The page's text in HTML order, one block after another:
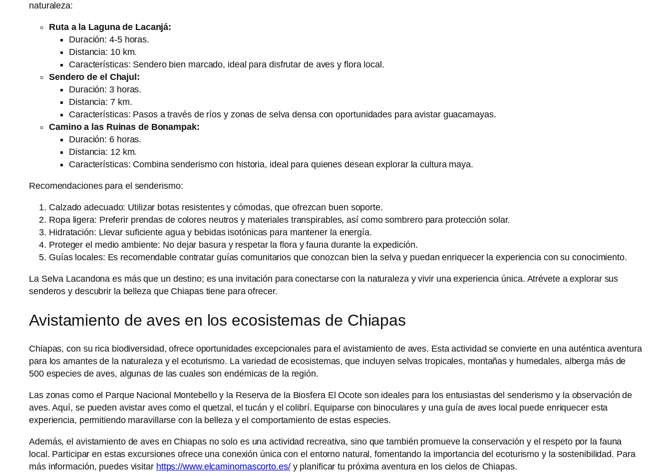
naturaleza:
Ruta a la Laguna de Lacanjá:
Duración: 4-5 horas.
Distancia: 10 km.
Características: Sendero bien marcado, ideal para disfrutar de aves y flora local.
Sendero de el Chajul:
Duración: 3 horas.
Distancia: 7 km.
Características: Pasos a través de ríos y zonas de selva densa con oportunidades para avistar guacamayas.
Camino a las Ruinas de Bonampak:
Duración: 6 horas.
Distancia: 12 km.
Características: Combina senderismo con historia, ideal para quienes desean explorar la cultura maya.
Recomendaciones para el senderismo:
Calzado adecuado: Utilizar botas resistentes y cómodas, que ofrezcan buen soporte.
Ropa ligera: Preferir prendas de colores neutros y materiales transpirables, así como sombrero para protección solar.
Hidratación: Llevar suficiente agua y bebidas isotónicas para mantener la energía.
Proteger el medio ambiente: No dejar basura y respetar la flora y fauna durante la expedición.
Guías locales: Es recomendable contratar guías comunitarios que conozcan bien la selva y puedan enriquecer la experiencia con su conocimiento.
La Selva Lacandona es más que un destino; es una invitación para conectarse con la naturaleza y vivir una experiencia única. Atrévete a explorar sus
senderos y descubrir la belleza que Chiapas tiene para ofrecer.
Avistamiento de aves en los ecosistemas de Chiapas
Chiapas, con su rica biodiversidad, ofrece oportunidades excepcionales para el avistamiento de aves. Esta actividad se convierte en una auténtica aventura
para los amantes de la naturaleza y el ecoturismo. La variedad de ecosistemas, que incluyen selvas tropicales, montañas y humedales, alberga más de
500 especies de aves, algunas de las cuales son endémicas de la región.
Las zonas como el Parque Nacional Montebello y la Reserva de la Biosfera El Ocote son ideales para los entusiastas del senderismo y la observación de
aves. Aquí, se pueden avistar aves como el quetzal, el tucán y el colibrí. Equiparse con binoculares y una guía de aves local puede enriquecer esta
experiencia, permitiendo maravillarse con la belleza y el comportamiento de estas especies.
Además, el avistamiento de aves en Chiapas no solo es una actividad recreativa, sino que también promueve la conservación y el respeto por la fauna
local. Participar en estas excursiones ofrece una conexión única con el entorno natural, fomentando la importancia del ecoturismo y la sostenibilidad. Para
más información, puedes visitar https://www.elcaminomascorto.es/y planificar tu próxima aventura en los cielos de Chiapas.